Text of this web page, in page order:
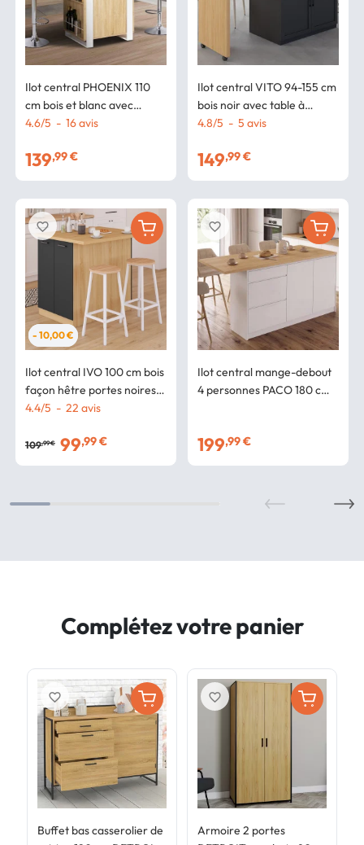
Ilot central PHOENIX 110
cm bois et blanc avec
rangements
4.6/5 - 16avis
139,99 €
- 10,00 €
Ilot central IVO 100 cm bois
façon hêtre portes noires
avec plan de travail
4.4/5 - 22 avis
109,99 € 99,99 €
favorite_border
Ilot central VITO 94-155 cm
bois noir avec table à
manger extensible intégrée
4.8/5 - 5 avis
149,99 €
Ilot central mange-debout
4 personnes PACO 180 cm
travail façon hêtre
199,99 €
favorite_border
Complétez votre panier
Buffet bas casserolier de
favorite_border
Armoire 2 portes
favorite_border